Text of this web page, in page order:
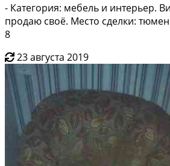
- Категория: мебель и интерьер.
продаю своё. Место сделки:
8
23 августа 2019